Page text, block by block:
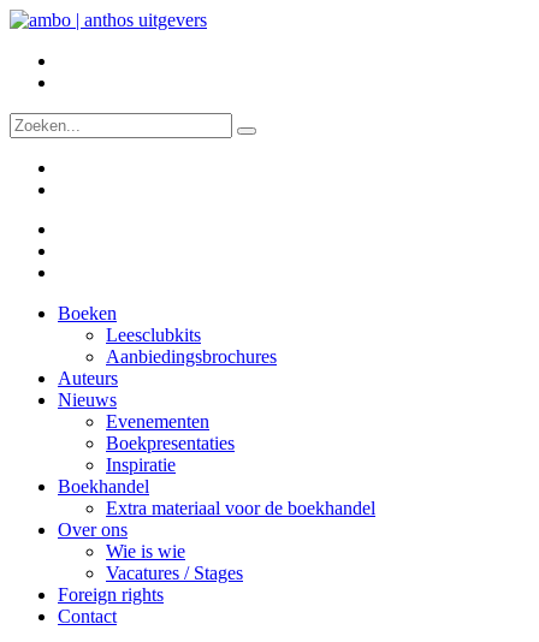
Boeken
Leesclubkits
Aanbiedingsbrochures
Auteurs
Nieuws
Evenementen
Boekpresentaties
Inspiratie
Boekhandel
Extra materiaal voor de boekhandel
Over ons
Wie is wie
Vacatures / Stages
Foreign rights
Contact